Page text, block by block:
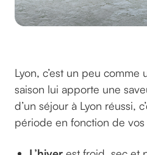
Lyon, c’est un peu
saison lui apporte une
d’un séjour à Lyon réussi,
période en fonction de vos